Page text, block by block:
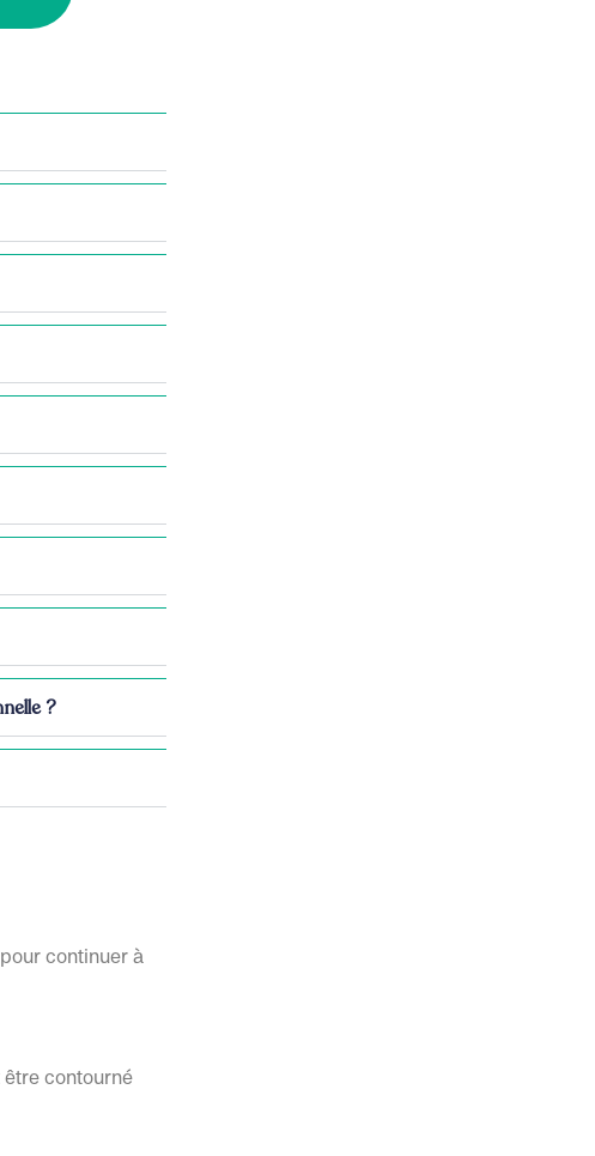
?
continuer à
être contourné